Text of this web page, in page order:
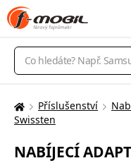
Vyhledávání
Zde
nacházíte:
Příslušenství
Swissten
NABÍJECÍ